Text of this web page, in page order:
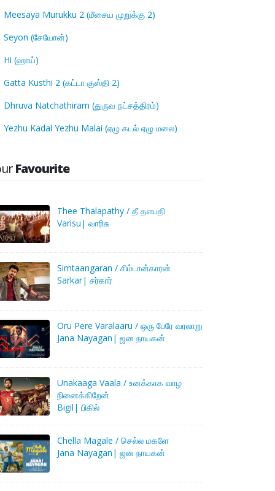
Meesaya Murukku 2 (மீசைய முறுக்கு 2)
Seyon (சேயோன்)
Hi (ஹாய்)
Gatta Kusthi 2 (கட்டா குஸ்தி 2)
Dhruva Natchathiram (துருவ நட்சத்திரம்)
Yezhu Kadal Yezhu Malai (ஏழு கடல் ஏழு மலை)
Favourite
Thee Thalapathy / தீ தளபதி
Varisu| வாரிசு
Simtaangaran / சிம்டான்காரன்
Sarkar| சர்கார்
Oru Pere Varalaaru / ஒரு பேரே வரலாறு
Jana Nayagan| ஜன நாயகன்
Unakaaga Vaala / உனக்காக வாழ
நினைக்கிறேன்
Bigil| பிகில்
Chella Magale / செல்ல மகளே
Jana Nayagan| ஜன நாயகன்